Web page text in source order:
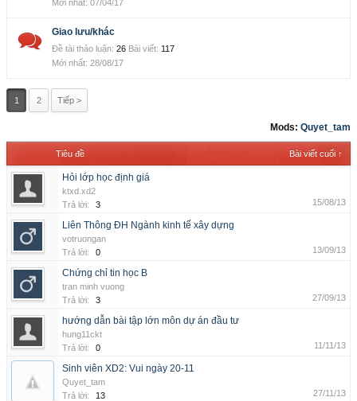
07/04/17
Giao lưu/khác
Đề tài thảo luận: 26 Bài viết: 117
28/08/17
1 2 Tiếp >
Mods: Quyet_tam
Tiêu đề Bài viết cuối ↑
Hỏi lớp học định giá
ktxd.xd2
Trả lời:
3 15/08/13
Liên Thông ĐH Ngành kinh tế xây dựng
votruongan
Trả lời:
0 13/09/13
Chứng chỉ tin học B
tran minh vuong
Trả lời:
3 27/09/13
hướng dẫn bài tập lớn môn dự án đầu tư
hung11ckt
Trả lời:
0 11/11/13
Sinh viên XD2: Vui ngày 20-11
Quyet_tam
Trả lời:
13 27/11/13